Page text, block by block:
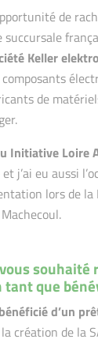
de
Keller
de
Initiative Loire
et j’ai eu aussi
lors de la
souhaité
tant que
d’un
création de la